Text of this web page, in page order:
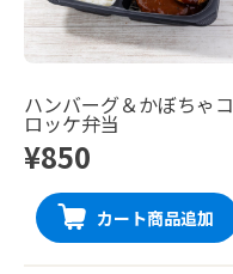
ハンバーグ＆かぼちゃコ
ロッケ弁当
¥850
カート商品追加